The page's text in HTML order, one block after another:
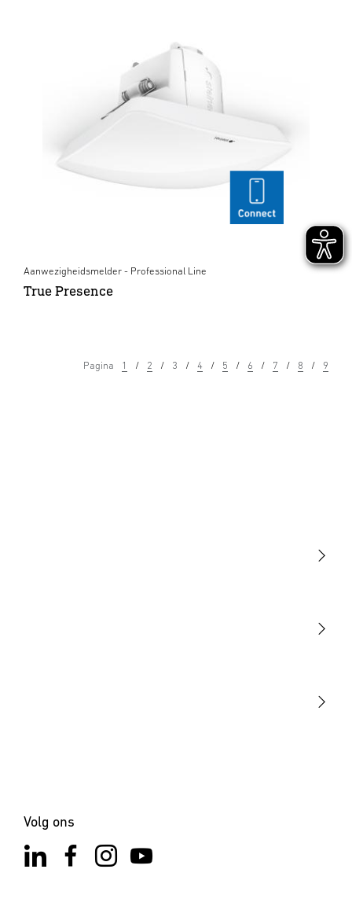
Aanwezigheidsmelder - Professional Line
True Presence
Pagina 1 2 3 4 5 6 7 8 9
Volg ons